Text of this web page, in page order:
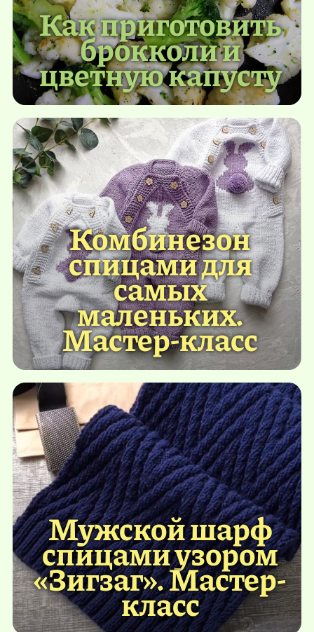
Как приготовить
брокколи и
цветную капусту
Комбинезон
спицами для
самых
маленьких.
Мастер-класс
Мужской шарф
спицами узором
«Зигзаг». Мастер-
класс